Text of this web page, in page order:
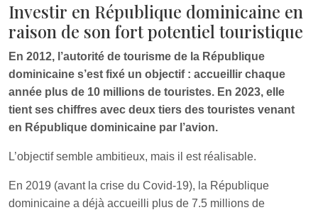
Investir en République dominicaine en
raison de son fort potentiel touristique
En 2012, l’autorité de tourisme de la République
dominicaine s’est fixé un objectif : accueillir chaque
année plus de 10 millions de touristes. En 2023, elle
tient ses chiffres avec deux tiers des touristes venant
en République dominicaine par l’avion.
L’objectif semble ambitieux, mais il est réalisable.
En 2019 (avant la crise du Covid-19), la République
dominicaine a déjà accueilli plus de 7.5 millions de